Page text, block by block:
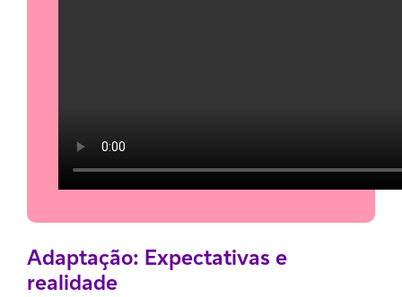
Adaptação: Expectativas e
realidade